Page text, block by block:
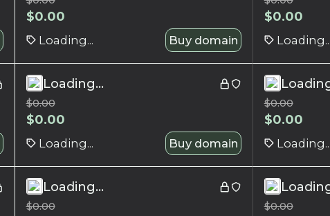
$0.00
Loading... Buy domain
$0.00
Loading...
Loading...
$0.00
$0.00
Loading... Buy domain
$0.00
$0.00
Loading...
Loading...
$0.00 $0.00